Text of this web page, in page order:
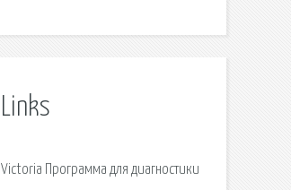
Links
Victoria Программа для диагностики